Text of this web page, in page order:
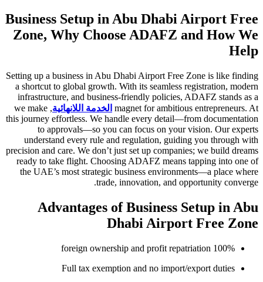
Business Setup in Abu Dhabi Airport Free
Zone, Why Choose ADAFZ and How We
Help
Setting up a business in Abu Dhabi Airport Free Zone is like finding
a shortcut to global growth. With its seamless registration, modern
infrastructure, and business-friendly policies, ADAFZ stands as a
magnet for ambitious entrepreneurs. At الخدمة اللانهائية , we make
this journey effortless. We handle every detail—from documentation
to approvals—so you can focus on your vision. Our experts
understand every rule and regulation, guiding you through with
precision and care. We don’t just set up companies; we build dreams
ready to take flight. Choosing ADAFZ means tapping into one of
the UAE’s most strategic business environments—a place where
trade, innovation, and opportunity converge.
Advantages of Business Setup in Abu
Dhabi Airport Free Zone
100% foreign ownership and profit repatriation
Full tax exemption and no import/export duties